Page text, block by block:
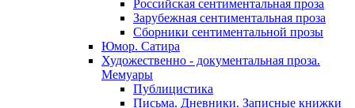
Российская сентиментальная проза
Зарубежная сентиментальная проза
Сборники сентиментальной прозы
Юмор. Сатира
Художественно - документальная проза.
Мемуары
Публицистика
Письма. Дневники. Записные книжки